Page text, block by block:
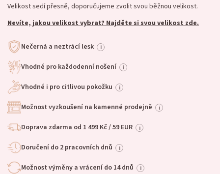
Velikost sedí přesně, doporučujeme zvolit svou běžnou velikost.
Nevíte, jakou velikost vybrat? Najděte si svou velikost zde.
Nečerná a neztrácí lesk i
Vhodné pro každodenní nošení i
Vhodné i pro citlivou pokožku i
Možnost vyzkoušení na kamenné prodejně i
Doprava zdarma od 1 499 Kč / 59 EUR i
Doručení do 2 pracovních dnů i
Možnost výměny a vrácení do 14 dnů i